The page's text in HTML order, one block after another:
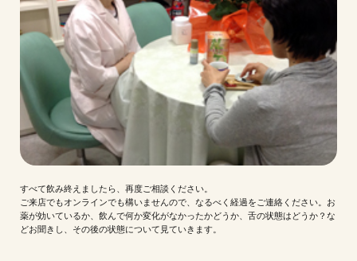
すべて飲み終えましたら、再度ご相談ください。
ご来店でもオンラインでも構いませんので、なるべく経過をご連絡ください。お
薬が効いているか、飲んで何か変化がなかったかどうか、舌の状態はどうか？な
どお聞きし、その後の状態について見ていきます。